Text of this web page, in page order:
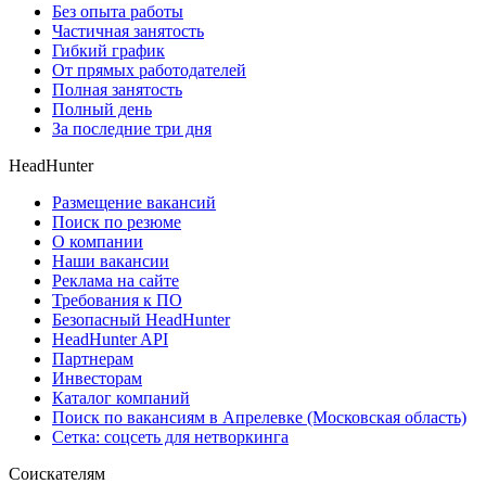
Без опыта работы
Частичная занятость
Гибкий график
От прямых работодателей
Полная занятость
Полный день
За последние три дня
HeadHunter
Размещение вакансий
Поиск по резюме
О компании
Наши вакансии
Реклама на сайте
Требования к ПО
Безопасный HeadHunter
HeadHunter API
Партнерам
Инвесторам
Каталог компаний
Поиск по вакансиям в Апрелевке (Московская область)
Сетка: соцсеть для нетворкинга
Соискателям